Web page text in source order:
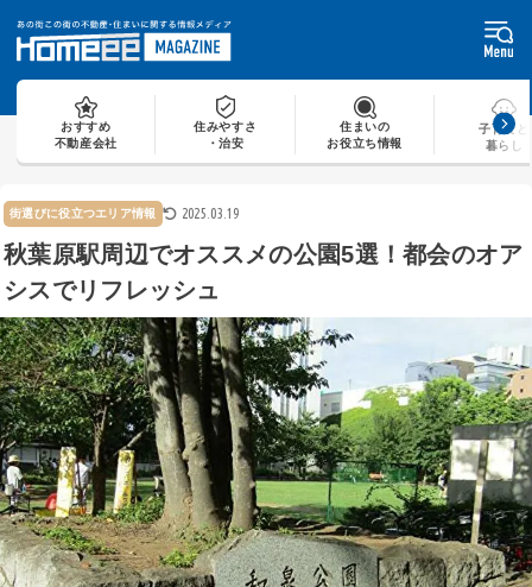
おすすめ
不動産会社
住みやすさ
・治安
住まいの
お役立ち情報
子育てと
暮らし
街選びに役立つエリア情報 2025.03.19
秋葉原駅周辺でオススメの公園5選！都会のオア
シスでリフレッシュ